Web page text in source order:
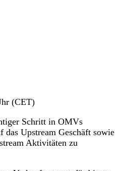
(CET)
Schritt in OMVs
das Upstream Geschäft sowie
Aktivitäten zu